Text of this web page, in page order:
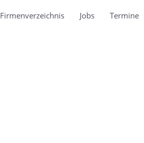
Firmenverzeichnis Jobs Termine